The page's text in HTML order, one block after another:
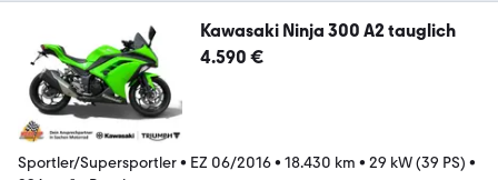
Kawasaki Ninja 300 A2 tauglich
4.590 €
Sportler/Supersportler• EZ 06/2016• 18.430 km • 29 kW (39 PS) •